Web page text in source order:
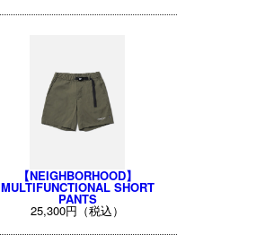
【NEIGHBORHOOD】
MULTIFUNCTIONAL SHORT
PANTS
25,300円（税込）